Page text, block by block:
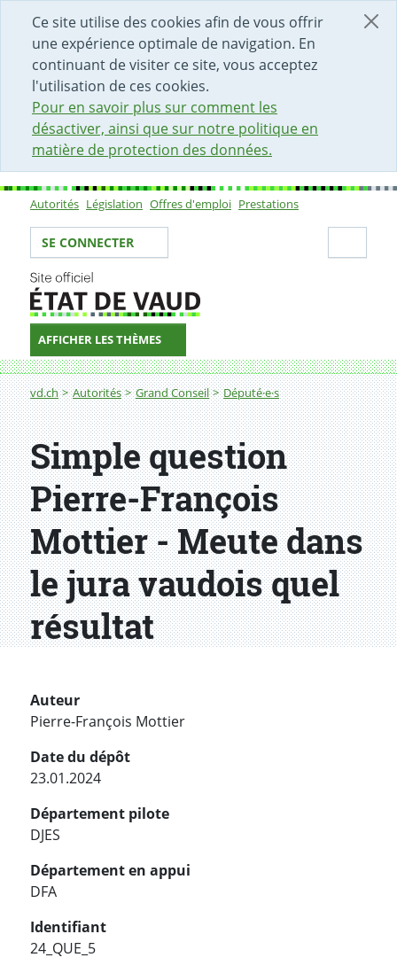
Ce site utilise des cookies afin de vous offrir
une expérience optimale de navigation. En
continuant de visiter ce site, vous acceptez
l'utilisation de ces cookies.
Pour en savoir plus sur comment les
désactiver, ainsi que sur notre politique en
matière de protection des données.
DÉBUT DU CONTENU DE LA PAGE
ACCÈS AU CHAMP DE RECHERCHE
PAGE D'ACCUEIL
FORMULAIRE DE CONTACT
Sous-navigation
Autorités Législation Offres d'emploi Prestations
Votre identité
SE CONNECTER
AFFICHER LES THÈMES
Fil d'Ariane
vd.ch Autorités Grand Conseil Député·e·s
Simple question
Pierre-François
Mottier - Meute dans
le jura vaudois quel
résultat
Auteur
Pierre-François Mottier
Date du dépôt
23.01.2024
Département pilote
DJES
Département en appui
DFA
Identifiant
24_QUE_5